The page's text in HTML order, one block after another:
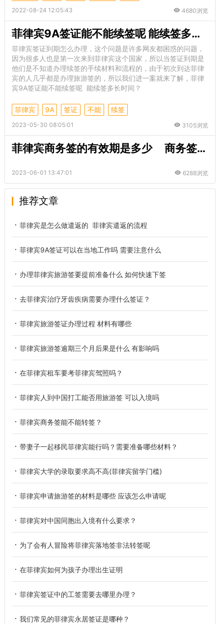
2022-08-24 12:05:43 4680浏览
菲律宾9A签证能不能续签呢 能续签多长时间
菲律宾签证到期怎么办理，这个问题是许多网友都困惑的问题，
因为很多人也是第一次来到菲律宾这个国家，所以当签证到期是
他们是不知道办理续签的手续材料和流程的，由于初次到达菲律
宾的人几乎都是办理旅游签的，所以我们进一案就来了解，菲律
宾9A签证能不能续签呢 能续签多长时间？
菲律宾 9A 签证 不能 续签
2023-05-30 08:05:01 3105浏览
菲律宾商务签的有效期是多少 商务签的优势
2023-06-01 13:47:01 6288浏览
推荐文章
菲律宾是怎么做遣返的 菲律宾遣返的流程
菲律宾9A签证可以在当地工作吗 需要注意什么
办理菲律宾旅游签要提前准备什么 如何快速下签
去菲律宾治疗牙齿疾病需要办理什么签证？
菲律宾旅游签证办理过程 材料有哪些
菲律宾旅游签逾期三个月后果是什么 有影响吗
在菲律宾租车要考菲律宾驾照吗？
菲律宾人到中国打工能否用旅游签 可以入境吗
菲律宾商务签能不能转签？
带妻子一起移民菲律宾能行吗？需要准备哪些材料？
菲律宾大学的录取要求高不高(菲律宾留学门槛)
菲律宾申请旅游签的材料是哪些 应该怎么申请呢
菲律宾对中国同胞出入境有什么要求？
为了会有人冒险将菲律宾落地签非法转签呢
在菲律宾如何为孩子办理出生证明
菲律宾签证中的工签需要去哪里办理？
我们常见的菲律宾永居签证是哪种？